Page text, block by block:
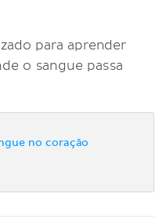
para aprender
o sangue passa
no coração